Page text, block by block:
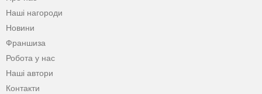
Наші нагороди
Новини
Франшиза
Робота у нас
Наші автори
Контакти